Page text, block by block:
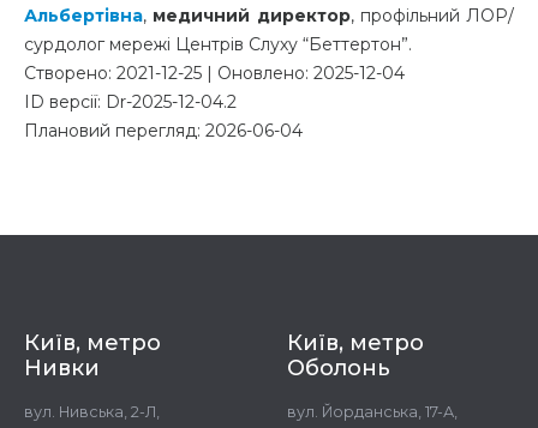
Альбертівна, медичний директор, профільний ЛОР/
сурдолог мережі Центрів Слуху “Беттертон”.
Створено: 2021-12-25 | Оновлено: 2025-12-04
ID версії: Dr-2025-12-04.2
Плановий перегляд: 2026-06-04
Київ, метро
Нивки
вул. Нивська, 2-Л,
Київ, метро
Оболонь
вул. Йорданська, 17-А,